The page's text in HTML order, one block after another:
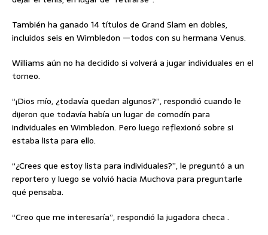
También ha ganado 14 títulos de Grand Slam en dobles,
incluidos seis en Wimbledon —todos con su hermana Venus.
Williams aún no ha decidido si volverá a jugar individuales en el
torneo.
“¡Dios mío, ¿todavía quedan algunos?”, respondió cuando le
dijeron que todavía había un lugar de comodín para
individuales en Wimbledon. Pero luego reflexionó sobre si
estaba lista para ello.
“¿Crees que estoy lista para individuales?”, le preguntó a un
reportero y luego se volvió hacia Muchova para preguntarle
qué pensaba.
“Creo que me interesaría”, respondió la jugadora checa .